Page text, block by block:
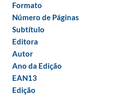
Formato
Número de Páginas
Subtítulo
Editora
Autor
Ano da Edição
EAN13
Edição